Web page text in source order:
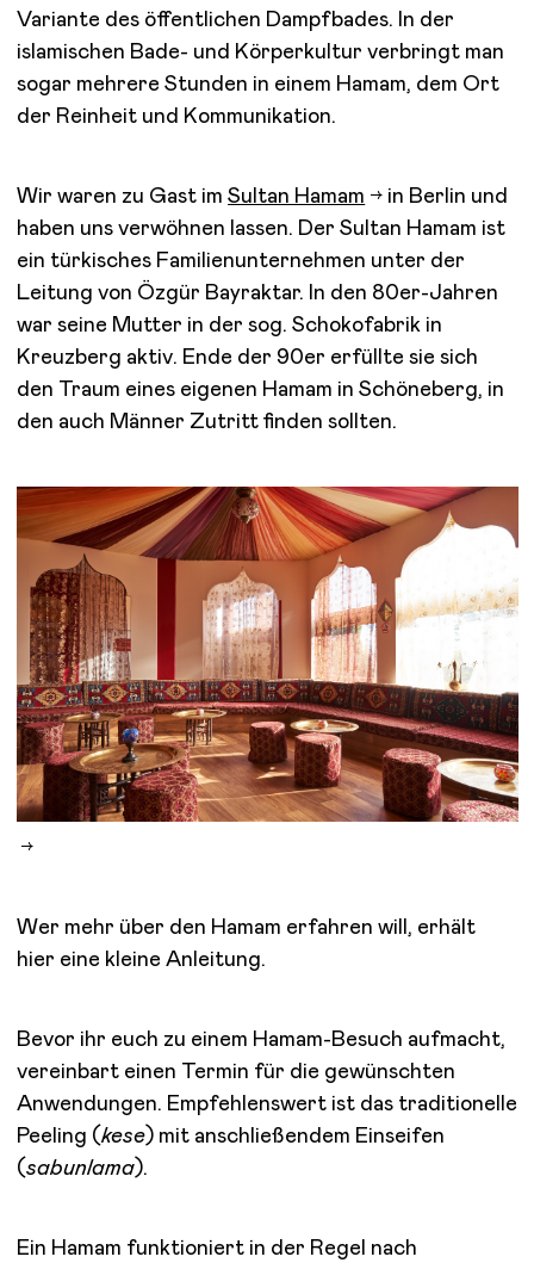
Variante des öffentlichen Dampfbades. In der
islamischen Bade- und Körperkultur verbringt man
sogar mehrere Stunden in einem Hamam, dem Ort
der Reinheit und Kommunikation.
Wir waren zu Gast imSultan Hamam
in Berlin und
haben uns verwöhnen lassen. Der Sultan Hamam ist
ein türkisches Familienunternehmen unter der
Leitung von Özgür Bayraktar. In den 80er-Jahren
war seine Mutter in der sog. Schokofabrik in
Kreuzberg aktiv. Ende der 90er erfüllte sie sich
den Traum eines eigenen Hamam in Schöneberg, in
den auch Männer Zutritt finden sollten.
Wer mehr über den Hamam erfahren will, erhält
hier eine kleine Anleitung.
Bevor ihr euch zu einem Hamam-Besuch aufmacht,
vereinbart einen Termin für die gewünschten
Anwendungen. Empfehlenswert ist das traditionelle
Peeling (kese) mit anschließendem Einseifen
(sabunlama).
Ein Hamam funktioniert in der Regel nach